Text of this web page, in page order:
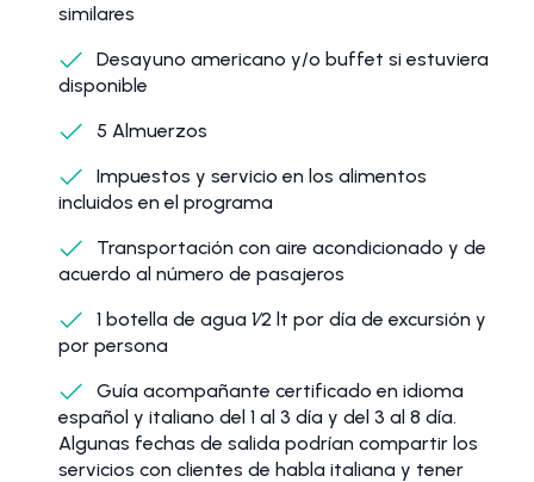
similares
Desayuno americano y/o buffet si estuviera
disponible
5 Almuerzos
Impuestos y servicio en los alimentos
incluidos en el programa
Transportación con aire acondicionado y de
acuerdo al número de pasajeros
1 botella de agua 1⁄2 lt por día de excursión y
por persona
Guía acompañante certificado en idioma
español y italiano del 1 al 3 día y del 3 al 8 día.
Algunas fechas de salida podrían compartir los
servicios con clientes de habla italiana y tener